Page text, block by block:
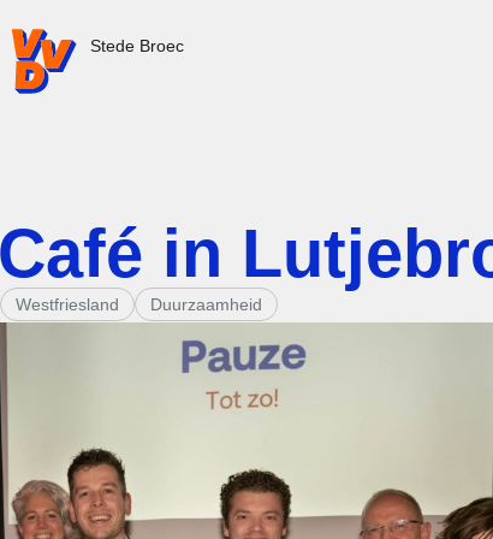
VVD.nl - Ga naar de homepage
Stede Broec
in
Westfriesland Duurzaamheid